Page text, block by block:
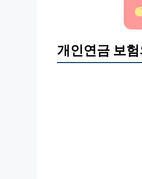
개인연금 보